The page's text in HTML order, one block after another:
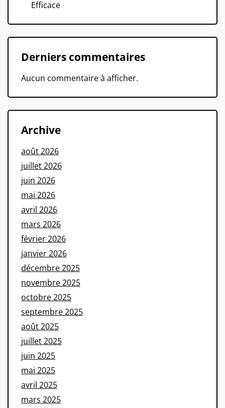
Efficace
Derniers commentaires
Aucun commentaire à afficher.
Archive
août 2026
juillet 2026
juin 2026
mai 2026
avril 2026
mars 2026
février 2026
janvier 2026
décembre 2025
novembre 2025
octobre 2025
septembre 2025
août 2025
juillet 2025
juin 2025
mai 2025
avril 2025
mars 2025